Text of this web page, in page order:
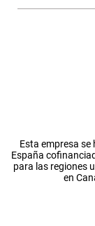
Esta empresa se
España
para las regiones
en